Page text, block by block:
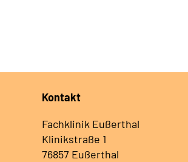
Kontakt
Fachklinik Eußerthal
Klinikstraße 1
76857 Eußerthal